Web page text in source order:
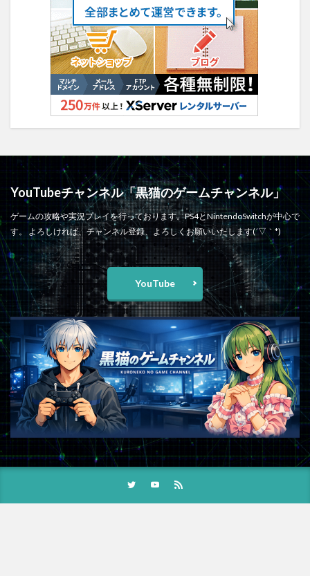
YouTubeチャンネル「黒猫のゲームチャンネル」
ゲームの攻略や実況プレイを行っております。PS4とNintendoSwitchが中心で
す。 よろしければ、チャンネル登録、よろしくお願いいたします(´▽｀*)
YouTube